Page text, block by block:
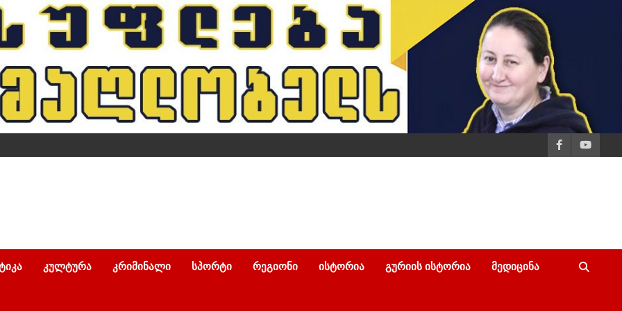
ᲙᲣᲚᲢᲣᲠᲐ ᲙᲠᲘᲛᲘᲜᲐᲚᲘ ᲡᲞᲝᲠᲢᲘ ᲠᲔᲒᲘᲝᲜᲘ ᲘᲡᲢᲝᲠᲘᲐ ᲒᲣᲠᲘᲘᲡ ᲘᲡᲢᲝᲠᲘᲐ ᲛᲔᲓᲘᲪᲘᲜᲐ